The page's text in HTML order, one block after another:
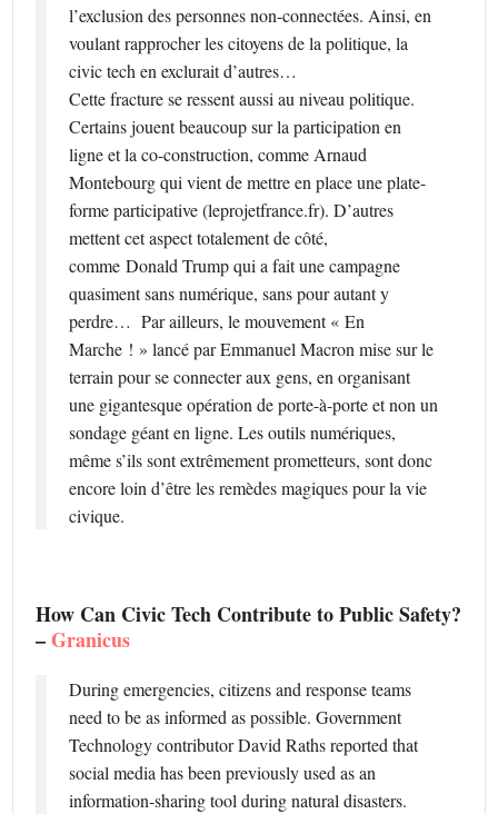
l’exclusion des personnes non-connectées. Ainsi, en
voulant rapprocher les citoyens de la politique, la
civic tech en exclurait d’autres…
Cette fracture se ressent aussi au niveau politique.
Certains jouent beaucoup sur la participation en
ligne et la co-construction, comme Arnaud
Montebourg qui vient de mettre en place une plate-
forme participative (leprojetfrance.fr). D’autres
mettent cet aspect totalement de côté,
comme Donald Trump qui a fait une campagne
quasiment sans numérique, sans pour autant y
perdre… Par ailleurs, le mouvement « En
Marche ! » lancé par Emmanuel Macron mise sur le
terrain pour se connecter aux gens, en organisant
une gigantesque opération de porte-à-porte et non un
sondage géant en ligne. Les outils numériques,
même s’ils sont extrêmement prometteurs, sont donc
encore loin d’être les remèdes magiques pour la vie
civique.
How Can Civic Tech Contribute to Public Safety?
–Granicus
During emergencies, citizens and response teams
need to be as informed as possible. Government
Technology contributor David Raths reported that
social media has been previously used as an
information-sharing tool during natural disasters.